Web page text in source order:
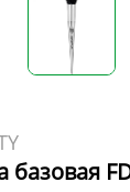
базовая